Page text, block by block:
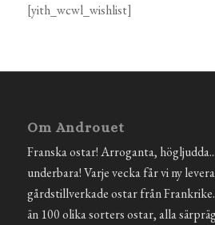
[yith_wcwl_wishlist]
Om Androuet
Franska ostar! Arroganta,
underbara! Varje vecka får vi ny
gårdstillverkade ostar från
än 100 olika sorters ostar, alla